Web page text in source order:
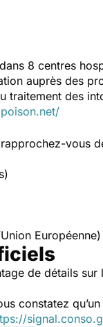
8 centres
auprès des
traitement des
vous
Européenne)
de détails sur
constatez